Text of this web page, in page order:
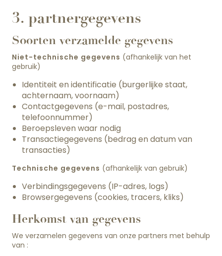
3. partnergegevens
Soorten verzamelde gegevens
Niet-technische gegevens (afhankelijk van het
gebruik)
Identiteit en identificatie (burgerlijke staat,
achternaam, voornaam)
Contactgegevens (e-mail, postadres,
telefoonnummer)
Beroepsleven waar nodig
Transactiegegevens (bedrag en datum van
transacties)
Technische gegevens (afhankelijk van gebruik)
Verbindingsgegevens (IP-adres, logs)
Browsergegevens (cookies, tracers, kliks)
Herkomst van gegevens
We verzamelen gegevens van onze partners met behulp
van :